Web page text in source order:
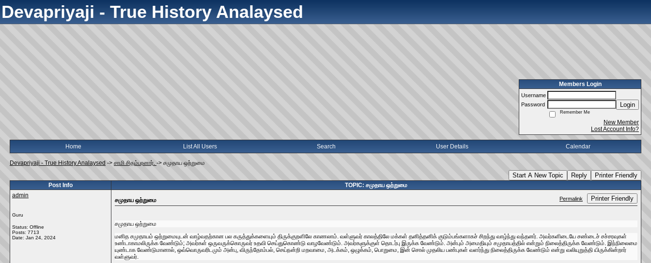
Devapriyaji - True History Analaysed
Members Login
Username
Password
Login
Remember Me
New Member
Lost Account Info?
Home List All Users Search User Details Calendar
Devapriyaji - True History Analaysed -> சாமி சிதம்பரனார். -> சமுதாய ஒற்றுமை
Start A New Topic Reply Printer Friendly
Post Info
TOPIC: சமுதாய ஒற்றுமை
admin
Guru
Status: Offline
Posts: 7713
Date: Jan 24, 2024
சமுதாய ஒற்றுமை Permalink Printer Friendly
சமுதாய ஒற்றுமை
மனித சமுதாயம்‌ ஒற்றுமையுடன்‌ வாழ்வதற்கான பல கருத்துக்களையும்‌ திருக்குறளிலே காணலாம்‌. வள்ளுவர்‌ காலத்திலே மக்கள்‌ தனித்தனிக்‌ குடும்பங்களாகச்‌ சிறந்து வாழ்ந்து வந்தனர்‌. அவர்களிடையே சண்டைச்‌ சச்சரவுகள்‌
உண்டாகாமலிருக்க வேண்டும்‌; அவர்கள்‌ ஒருவருக்கொருவர்‌ உதவி செய்துகொண்டு வாழவேண்டும்‌. அவர்களுக்குள்‌ தொடர்பு இருக்க வேண்டும்‌. அன்பும்‌ அமைதியும்‌ சமுதாயத்தில்‌ என்றும்‌ நிலைத்திருக்க வேண்டும்‌. இந்நிலைமை
யுண்டாக வேண்டுமானால்‌, ஒவ்வொருவரிடமும்‌ அன்பு, விருந்தோம்பல்‌, செய்நன்றி மறவாமை, அடக்கம்‌, ஒழுக்கம்‌, பொறுமை, இன்‌ சொல்‌ முதலிய பண்புகள்‌ வளர்ந்து நிலைத்திருக்க வேண்டும்‌ என்று வலியுறுத்தி யிருக்கின்றார்‌
வள்ளுவர்‌.